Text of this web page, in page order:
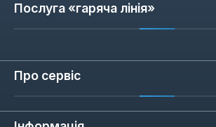
Послуга «гаряча лінія»
Про сервіс